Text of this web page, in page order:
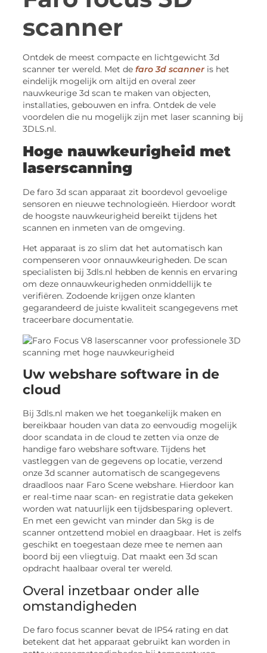
scanner
Ontdek de meest compacte en lichtgewicht 3d
scanner ter wereld. Met defaro 3d scanner is het
eindelijk mogelijk om altijd en overal zeer
nauwkeurige 3d scan te maken van objecten,
installaties, gebouwen en infra. Ontdek de vele
voordelen die nu mogelijk zijn met laser scanning bij
3DLS.nl.
Hoge nauwkeurigheid met
laserscanning
De faro 3d scan apparaat zit boordevol gevoelige
sensoren en nieuwe technologieën. Hierdoor wordt
de hoogste nauwkeurigheid bereikt tijdens het
scannen en inmeten van de omgeving.
Het apparaat is zo slim dat het automatisch kan
compenseren voor onnauwkeurigheden. De scan
specialisten bij 3dls.nl hebben de kennis en ervaring
om deze onnauwkeurigheden onmiddellijk te
verifiëren. Zodoende krijgen onze klanten
gegarandeerd de juiste kwaliteit scangegevens met
traceerbare documentatie.
Uw webshare software in de
cloud
Bij 3dls.nl maken we het toegankelijk maken en
bereikbaar houden van data zo eenvoudig mogelijk
door scandata in de cloud te zetten via onze de
handige faro webshare software. Tijdens het
vastleggen van de gegevens op locatie, verzend
onze 3d scanner automatisch de scangegevens
draadloos naar Faro Scene webshare. Hierdoor kan
er real-time naar scan- en registratie data gekeken
worden wat natuurlijk een tijdsbesparing oplevert.
En met een gewicht van minder dan 5kg is de
scanner ontzettend mobiel en draagbaar. Het is zelfs
geschikt en toegestaan deze mee te nemen aan
boord bij een vliegtuig. Dat maakt een 3d scan
opdracht haalbaar overal ter wereld.
Overal inzetbaar onder alle
omstandigheden
De faro focus scanner bevat de IP54 rating en dat
betekent dat het apparaat gebruikt kan worden in